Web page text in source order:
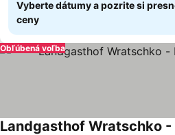
Vyberte dátumy a pozrite si
ceny
Obľúbená voľba